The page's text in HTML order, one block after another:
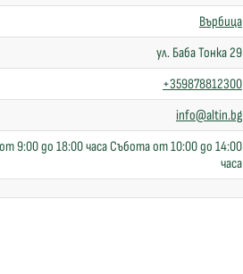
Върбица
ул. Баба Тонка 29
+359878812300
info@altin.bg
9:00 до 18:00 часа Събота от 10:00 до 14:00
часа